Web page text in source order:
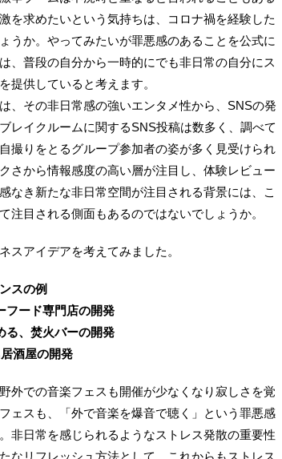
を求めたいという気持ちは、コロナ禍を経験した
うか。やってみたいが罪悪感のあることを公式に
、普段の自分から一時的にでも非日常の自分にス
提供していると考えます。
、その非日常感の強いエンタメ性から、SNSの発
レイクルームに関するSNS投稿は数多く、調べて
撮りをとるグループ参加者の姿が多く見受けられ
さから情報感度の高い層が注目し、体験レビュー
なき新たな非日常空間が注目される背景には、こ
注目される側面もあるのではないでしょうか。
スアイデアを考えてみました。
スの例
フード専門店の開発
る、焚火バーの開発
酒屋の開発
外での音楽フェスも開催が少なくなり寂しさを覚
ェスも、「外で音楽を爆音で聴く」という罪悪感
非日常を感じられるようなストレス発散の重要性